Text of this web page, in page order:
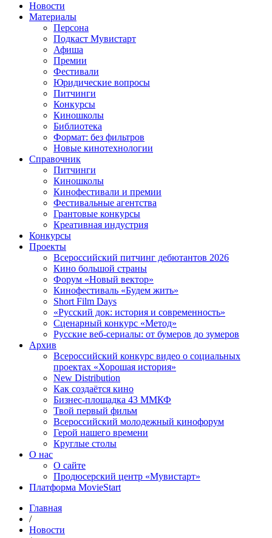
Новости
Материалы
Персона
Подкаст Мувистарт
Афиша
Премии
Фестивали
Юридические вопросы
Питчинги
Конкурсы
Киношколы
Библиотека
Формат: без фильтров
Новые кинотехнологии
Справочник
Питчинги
Киношколы
Кинофестивали и премии
Фестивальные агентства
Грантовые конкурсы
Креативная индустрия
Конкурсы
Проекты
Всероссийский питчинг дебютантов 2026
Кино большой страны
Форум «Новый вектор»
Кинофестиваль «Будем жить»
Short Film Days
«Русский док: история и современность»
Сценарный конкурс «Метод»
Русские веб-сериалы: от бумеров до зумеров
Архив
Всероссийский конкурс видео о социальных
проектах «Хорошая история»
New Distribution
Как создаётся кино
Бизнес-площадка 43 ММКФ
Твой первый фильм
Всероссийский молодежный кинофорум
Герой нашего времени
Круглые столы
О нас
О сайте
Продюсерский центр «Мувистарт»
Платформа MovieStart
Главная
/
Новости